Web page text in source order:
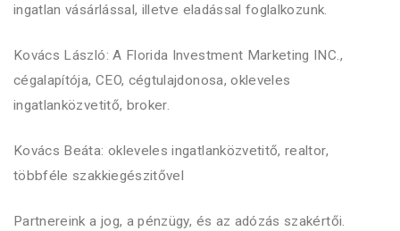
ingatlan vásárlással, illetve eladással foglalkozunk.
Kovács László: A Florida Investment Marketing INC.,
cégalapítója, CEO, cégtulajdonosa, okleveles
ingatlanközvetitő, broker.
Kovács Beáta: okleveles ingatlanközvetitő, realtor,
többféle szakkiegészitővel
Partnereink a jog, a pénzügy, és az adózás szakértői.